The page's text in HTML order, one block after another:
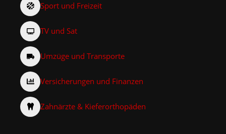
Sport und Freizeit
TV und Sat
Umzüge und Transporte
Versicherungen und Finanzen
Zahnärzte & Kieferorthopäden